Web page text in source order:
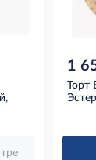
1
Торт